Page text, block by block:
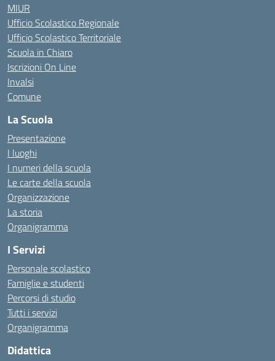
MIUR
Ufficio Scolastico Regionale
Ufficio Scolastico Territoriale
Scuola in Chiaro
Iscrizioni On Line
Invalsi
Comune
La Scuola
Presentazione
I luoghi
I numeri della scuola
Le carte della scuola
Organizzazione
La storia
Organigramma
I Servizi
Personale scolastico
Famiglie e studenti
Percorsi di studio
Tutti i servizi
Organigramma
Didattica